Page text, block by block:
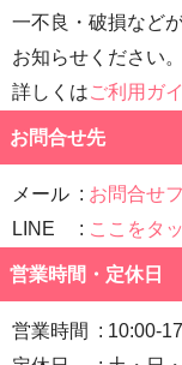
一不良・破損など
お知らせください。
詳しくはご利用ガ
お問合せ先
メール
お問合せ
LINE
ここをタ
営業時間・定休日
営業時間
10:00-